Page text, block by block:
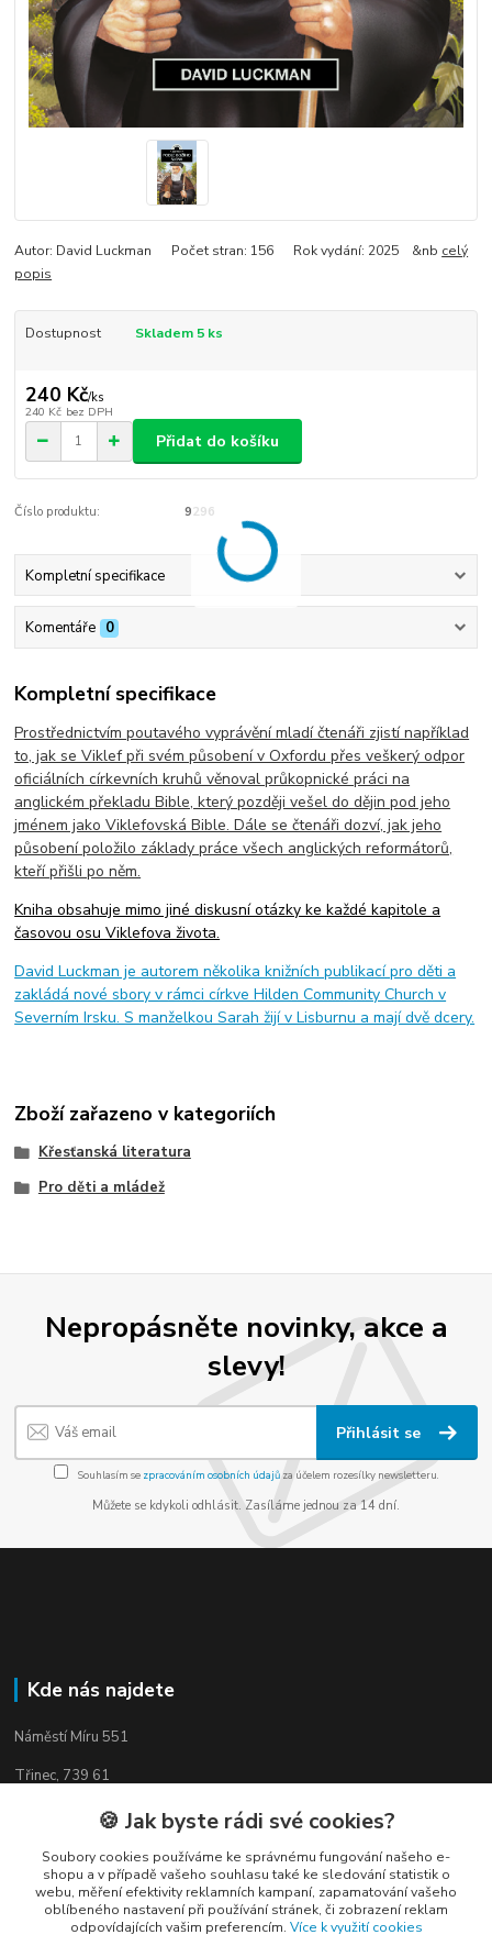
Autor: David Luckman Počet stran: 156 Rok vydání: 2025 &nb celý
popis
Dostupnost Skladem 5 ks
240 Kč/ks
240 Kč bez DPH
Přidat do košíku
Číslo produktu: 9296
Kompletní specifikace
Komentáře 0
Kompletní specifikace
Prostřednictvím poutavého vyprávění mladí čtenáři zjistí například
to, jak se Viklef při svém působení v Oxfordu přes veškerý odpor
oficiálních církevních kruhů věnoval průkopnické práci na
anglickém překladu Bible, který později vešel do dějin pod jeho
jménem jako Viklefovská Bible. Dále se čtenáři dozví, jak jeho
působení položilo základy práce všech anglických reformátorů,
kteří přišli po něm.
Kniha obsahuje mimo jiné diskusní otázky ke každé kapitole a
časovou osu Viklefova života.
David Luckman je autorem několika knižních publikací pro děti a
zakládá nové sbory v rámci církve Hilden Community Church v
Severním Irsku. S manželkou Sarah žijí v Lisburnu a mají dvě dcery.
Zboží zařazeno v kategoriích
Křesťanská literatura
Pro děti a mládež
Nepropásněte novinky, akce a
slevy!
Přihlásit se
Souhlasím se zpracováním osobních údajůza účelem rozesílky newsletteru.
Můžete se kdykoli odhlásit. Zasíláme jednou za 14 dní.
Kde nás najdete
Náměstí Míru 551
Třinec, 739 61
Kontakty
🍪 Jak byste rádi své cookies?
Soubory cookies používáme ke správnému fungování našeho e-
shopu a v případě vašeho souhlasu také ke sledování statistik o
webu, měření efektivity reklamních kampaní, zapamatování vašeho
oblíbeného nastavení při používání stránek, či zobrazení reklam
odpovídajících vašim preferencím. Více k využití cookies